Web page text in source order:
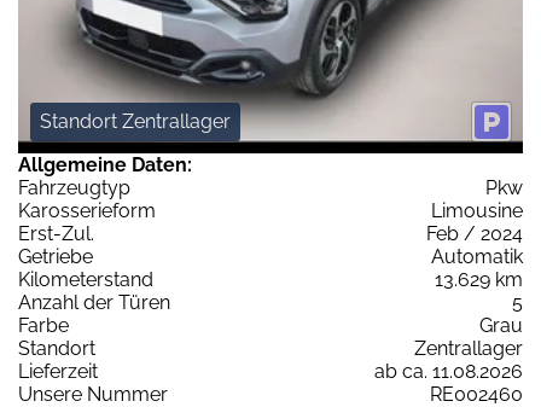
Standort Zentrallager
Allgemeine Daten:
Fahrzeugtyp
Pkw
Karosserieform
Limousine
Erst-Zul.
Feb / 2024
Getriebe
Automatik
Kilometerstand
13.629 km
Anzahl der Türen
5
Farbe
Grau
Standort
Zentrallager
Lieferzeit
ab ca. 11.08.2026
Unsere Nummer
RE002460